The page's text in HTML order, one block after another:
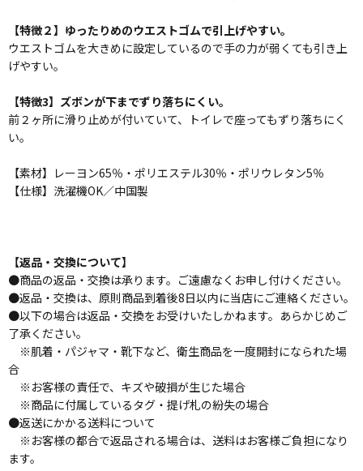
【特徴２】ゆったりめのウエストゴムで引上げやすい。
ウエストゴムを大きめに設定しているので手の力が弱くても引き上
げやすい。
【特徴3】ズボンが下までずり落ちにくい。
前２ヶ所に滑り止めが付いていて、トイレで座ってもずり落ちにく
い。
【素材】レーヨン65％・ポリエステル30％・ポリウレタン5％
【仕様】洗濯機OK／中国製
【返品・交換について】
●商品の返品・交換は承ります。ご遠慮なくお申し付けください。
●返品・交換は、原則商品到着後8日以内に当店にご連絡ください。
●以下の場合は返品・交換をお受けいたしかねます。あらかじめご
了承ください。
※肌着・パジャマ・靴下など、衛生商品を一度開封になられた場
合
※お客様の責任で、キズや破損が生じた場合
※商品に付属しているタグ・提げ札の紛失の場合
●返送にかかる送料について
※お客様の都合で返品される場合は、送料はお客様ご負担になり
ます。